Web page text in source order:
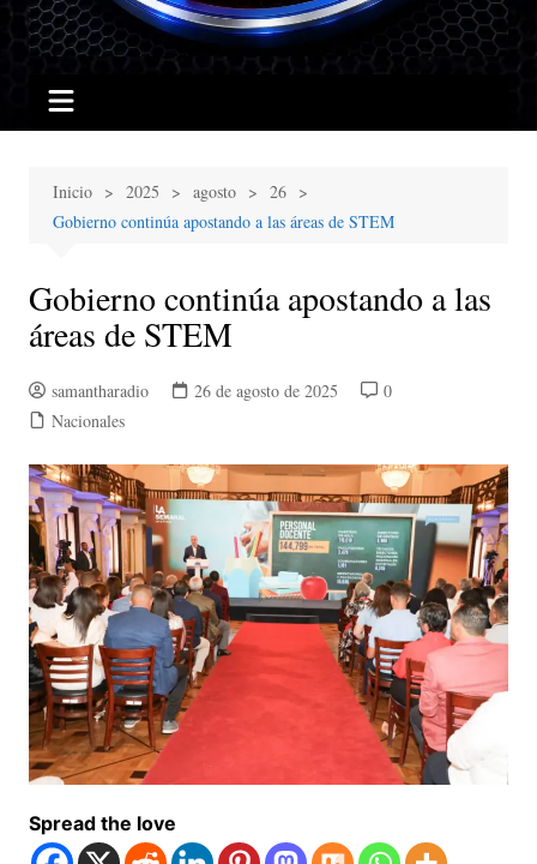
Inicio 2025 agosto
26
Gobierno continúa apostando a las áreas de STEM
Gobierno continúa apostando a las
áreas de STEM
samantharadio 26 de agosto de 2025
0
Nacionales
Spread the love